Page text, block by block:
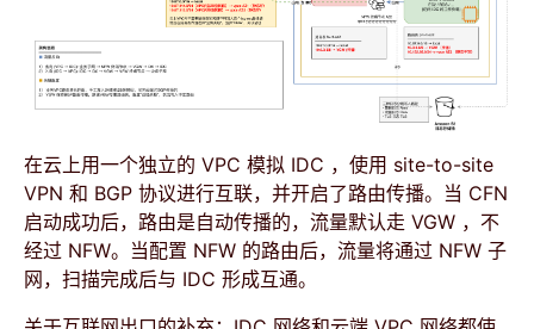
在云上用一个独立的 VPC 模拟 IDC ，使用 site-to-site
VPN 和 BGP 协议进行互联，并开启了路由传播。当 CFN
启动成功后，路由是自动传播的，流量默认走 VGW ，不
经过 NFW。当配置 NFW 的路由后，流量将通过 NFW 子
网，扫描完成后与 IDC 形成互通。